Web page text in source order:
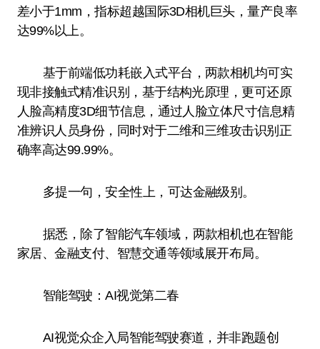
差小于1mm，指标超越国际3D相机巨头，量产良率
达99%以上。
基于前端低功耗嵌入式平台，两款相机均可实
现非接触式精准识别，基于结构光原理，更可还原
人脸高精度3D细节信息，通过人脸立体尺寸信息精
准辨识人员身份，同时对于二维和三维攻击识别正
确率高达99.99%。
多提一句，安全性上，可达金融级别。
据悉，除了智能汽车领域，两款相机也在智能
家居、金融支付、智慧交通等领域展开布局。
智能驾驶：AI视觉第二春
AI视觉众企入局智能驾驶赛道，并非跑题创